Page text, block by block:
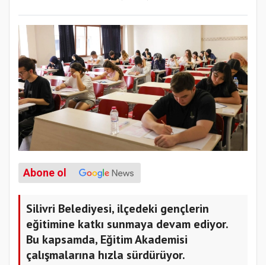
Abone ol
Silivri Belediyesi, ilçedeki gençlerin
eğitimine katkı sunmaya devam ediyor.
Bu kapsamda, Eğitim Akademisi
çalışmalarına hızla sürdürüyor.